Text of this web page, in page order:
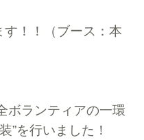
す！！（ブース：本
ボランティアの一環
”を行いました！